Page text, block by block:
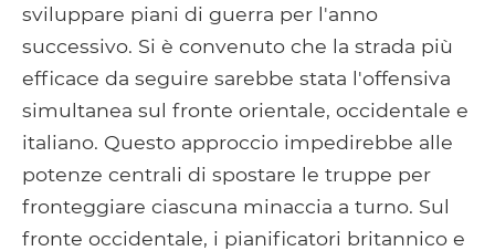
sviluppare piani di guerra per l'anno
successivo. Si è convenuto che la strada più
efficace da seguire sarebbe stata l'offensiva
simultanea sul fronte orientale, occidentale e
italiano. Questo approccio impedirebbe alle
potenze centrali di spostare le truppe per
fronteggiare ciascuna minaccia a turno. Sul
fronte occidentale, i pianificatori britannico e